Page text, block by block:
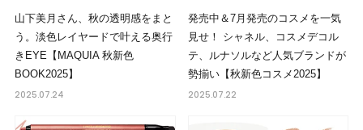
山下美月さん、秋の透明感をまと
う。淡色レイヤードで叶える奥行
きEYE【MAQUIA 秋新色
BOOK2025】
2025.07.24
発売中＆7月発売のコスメを一気
見せ！ シャネル、コスメデコル
テ、ルナソルなど人気ブランドが
勢揃い【秋新色コスメ2025】
2025.07.22